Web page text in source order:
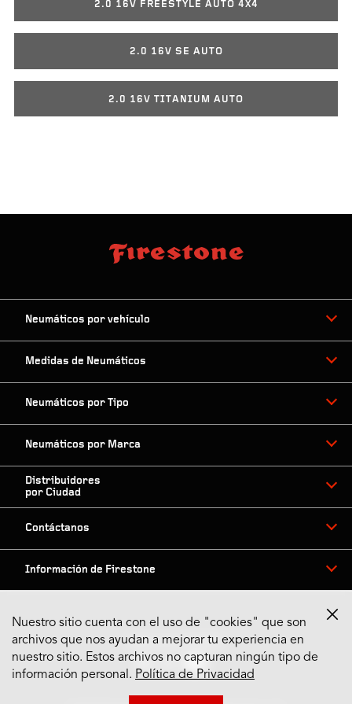
2.0 16V FREESTYLE AUTO 4X4
2.0 16V SE AUTO
2.0 16V TITANIUM AUTO
Neumáticos por vehículo
Medidas de Neumáticos
Neumáticos por Tipo
Neumáticos por Marca
Distribuidores
por Ciudad
Contáctanos
Información de Firestone
Síguenos en Redes
Nuestro sitio cuenta con el uso de "cookies" que son
archivos que nos ayudan a mejorar tu experiencia en
nuestro sitio. Estos archivos no capturan ningún tipo de
información personal. Política de Privacidad